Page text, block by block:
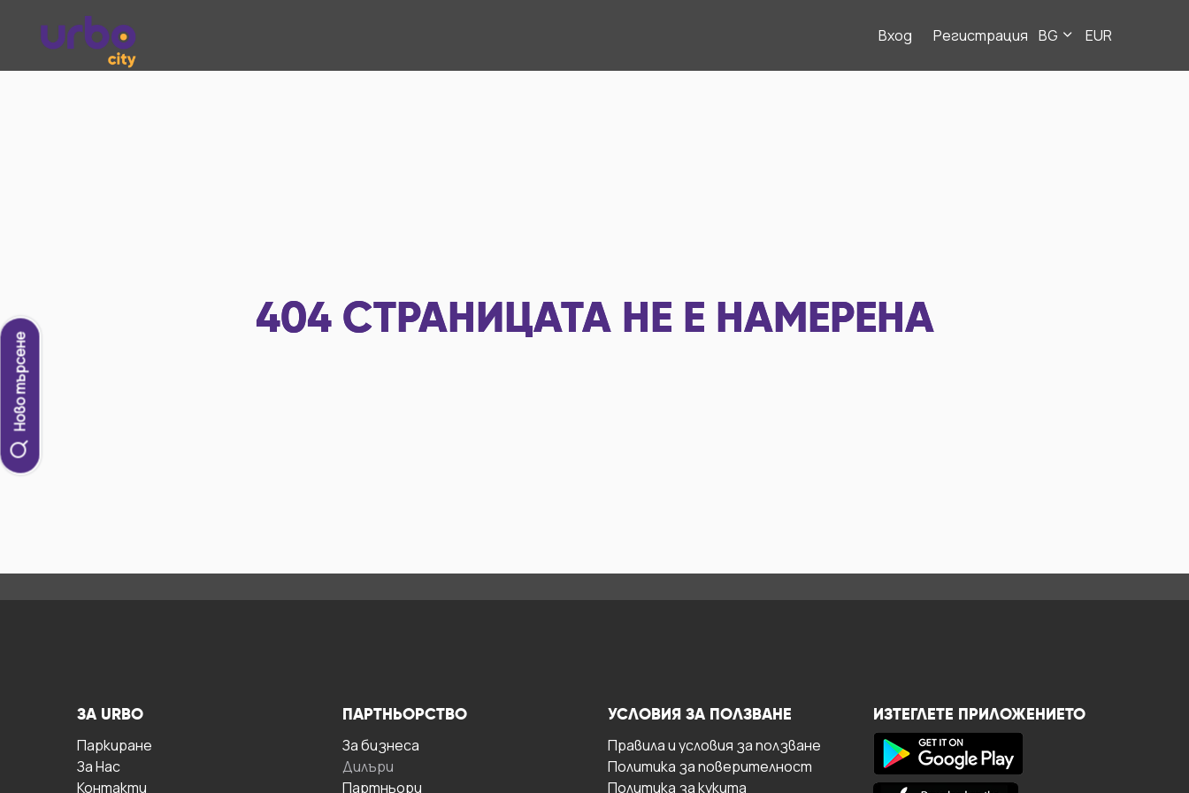
Вход Регистрация BG EUR
Ново търсене
404 СТРАНИЦАТА НЕ Е НАМЕРЕНА
ЗА URBO
Паркиране
За Hас
Контакти
ПАРТНЬОРСТВО
За бизнесa
Дилъри
Партньори
УСЛОВИЯ ЗА ПОЛЗВАНЕ
Правила и условия за ползване
Политика за поверителност
Политика за кукита
ИЗТЕГЛЕТЕ ПРИЛОЖЕНИЕТО